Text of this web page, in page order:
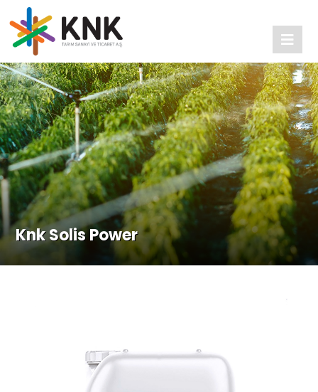
Knk Solis Power